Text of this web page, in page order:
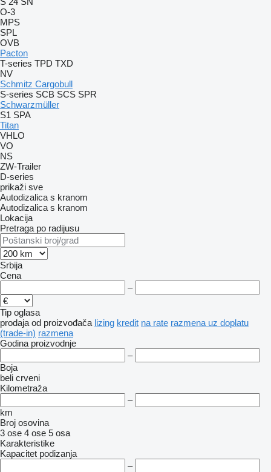
O-3
MPS
SPL
OVB
Pacton
T-series TPD TXD
NV
Schmitz Cargobull
S-series SCB SCS SPR
Schwarzmüller
S1 SPA
Titan
VHLO
VO
NS
ZW-Trailer
D-series
prikaži sve
Autodizalica s kranom
Autodizalica s kranom
Lokacija
Pretraga po radijusu
Srbija
Cena
–
Tip oglasa
prodaja od proizvođača lizing kredit na rate razmena uz doplatu
(trade-in) razmena
Godina proizvodnje
–
Boja
beli crveni
Kilometraža
–
km
Broj osovina
3 ose 4 ose 5 osa
Karakteristike
Kapacitet podizanja
–